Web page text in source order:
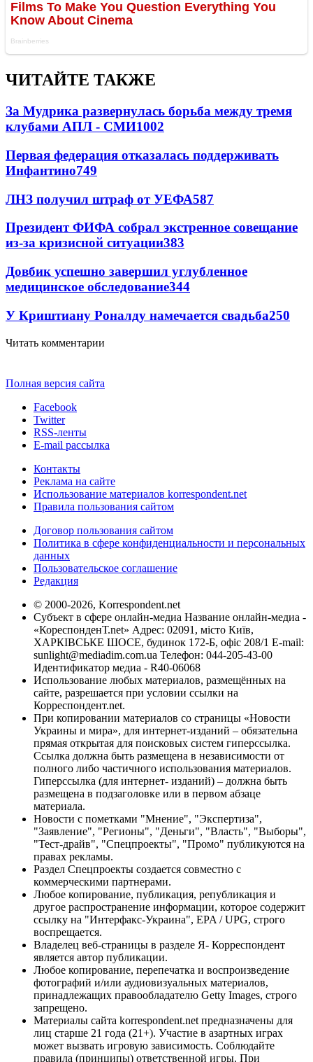
ЧИТАЙТЕ ТАКЖЕ
За Мудрика развернулась борьба между тремя
клубами АПЛ - СМИ1002
Первая федерация отказалась поддерживать
Инфантино749
ЛНЗ получил штраф от УЕФА587
Президент ФИФА собрал экстренное совещание
из-за кризисной ситуации383
Довбик успешно завершил углубленное
медицинское обследование344
У Криштиану Роналду намечается свадьба250
Читать комментарии
Полная версия сайта
Facebook
Twitter
RSS-ленты
E-mail рассылка
Контакты
Реклама на сайте
Использование материалов korrespondent.net
Правила пользования сайтом
Договор пользования сайтом
Политика в сфере конфиденциальности и персональных
данных
Пользовательское соглашение
Редакция
© 2000-2026, Korrespondent.net
Субъект в сфере онлайн-медиа Название онлайн-медиа -
«КореспонденТ.net» Адрес: 02091, місто Київ,
ХАРКІВСЬКЕ ШОСЕ, будинок 172-Б, офіс 208/1 E-mail:
sunlight@mediadim.com.ua Телефон: 044-205-43-00
Идентификатор медиа - R40-06068
Использование любых материалов, размещённых на
сайте, разрешается при условии ссылки на
Корреспондент.net.
При копировании материалов со страницы «Новости
Украины и мира», для интернет-изданий – обязательна
прямая открытая для поисковых систем гиперссылка.
Ссылка должна быть размещена в независимости от
полного либо частичного использования материалов.
Гиперссылка (для интернет- изданий) – должна быть
размещена в подзаголовке или в первом абзаце
материала.
Новости с пометками "Мнение", "Экспертиза",
"Заявление", "Регионы", "Деньги", "Власть", "Выборы",
"Тест-драйв", "Спецпроекты", "Промо" публикуются на
правах рекламы.
Раздел Спецпроекты создается совместно с
коммерческими партнерами.
Любое копирование, публикация, републикация и
другое распространение информации, которое содержит
ссылку на "Интерфакс-Украина", EPA / UPG, строго
воспрещается.
Владелец веб-страницы в разделе Я- Корреспондент
является автор публикации.
Любое копирование, перепечатка и воспроизведение
фотографий и/или аудиовизуальных материалов,
принадлежащих правообладателю Getty Images, строго
запрещено.
Материалы сайта korrespondent.net предназначены для
лиц старше 21 года (21+). Участие в азартных играх
может вызвать игровую зависимость. Соблюдайте
правила (принципы) ответственной игры. При